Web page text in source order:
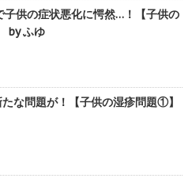
子供の症状悪化に愕然…！【子供の
by ふゆ
な問題が！【子供の湿疹問題①】